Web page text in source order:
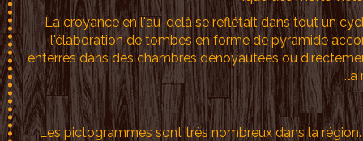
La croyance en l'au-delà se reflétait dans tout un
l'élaboration de tombes en forme de pyramide
enterrés dans des chambres dénoyautées ou
la
Les pictogrammes sont très nombreux dans la